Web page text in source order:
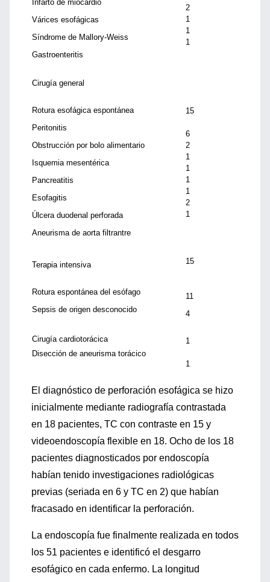
Infarto de miocardio
Várices esofágicas
Síndrome de Mallory-Weiss
Gastroenteritis
2
1
1
1
Cirugía general
Rotura esofágica espontánea
Peritonitis
Obstrucción por bolo alimentario
Isquemia mesentérica
Pancreatitis
Esofagitis
Úlcera duodenal perforada
Aneurisma de aorta filtrantre
15
6
2
1
1
1
1
2
1
Terapia intensiva
Rotura espontánea del esófago
Sepsis de origen desconocido
15
11
4
Cirugía cardiotorácica
Disección de aneurisma torácico
1
1
El diagnóstico de perforación esofágica se hizo
inicialmente mediante radiografía contrastada
en 18 pacientes, TC con contraste en 15 y
videoendoscopía flexible en 18. Ocho de los 18
pacientes diagnosticados por endoscopía
habían tenido investigaciones radiológicas
previas (seriada en 6 y TC en 2) que habían
fracasado en identificar la perforación.
La endoscopía fue finalmente realizada en todos
los 51 pacientes e identificó el desgarro
esofágico en cada enfermo. La longitud